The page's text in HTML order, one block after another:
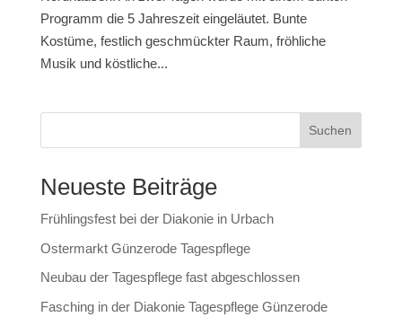
Programm die 5 Jahreszeit eingeläutet. Bunte
Kostüme, festlich geschmückter Raum, fröhliche
Musik und köstliche...
Suchen
Neueste Beiträge
Frühlingsfest bei der Diakonie in Urbach
Ostermarkt Günzerode Tagespflege
Neubau der Tagespflege fast abgeschlossen
Fasching in der Diakonie Tagespflege Günzerode